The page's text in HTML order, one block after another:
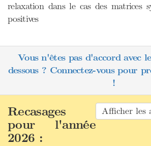
relaxation dans le cas des matrices
positives
Vous n'êtes pas d'accord avec
dessous ? Connectez-vous pour
!
Afficher les
Recasages
pour l'année
2026 :